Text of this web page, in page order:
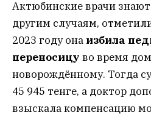
Актюбинские врачи
другим случаям,
2023 году она избила
переносицу во время
новорождённому. Тогда
45 945 тенге, а доктор
взыскала компенсацию